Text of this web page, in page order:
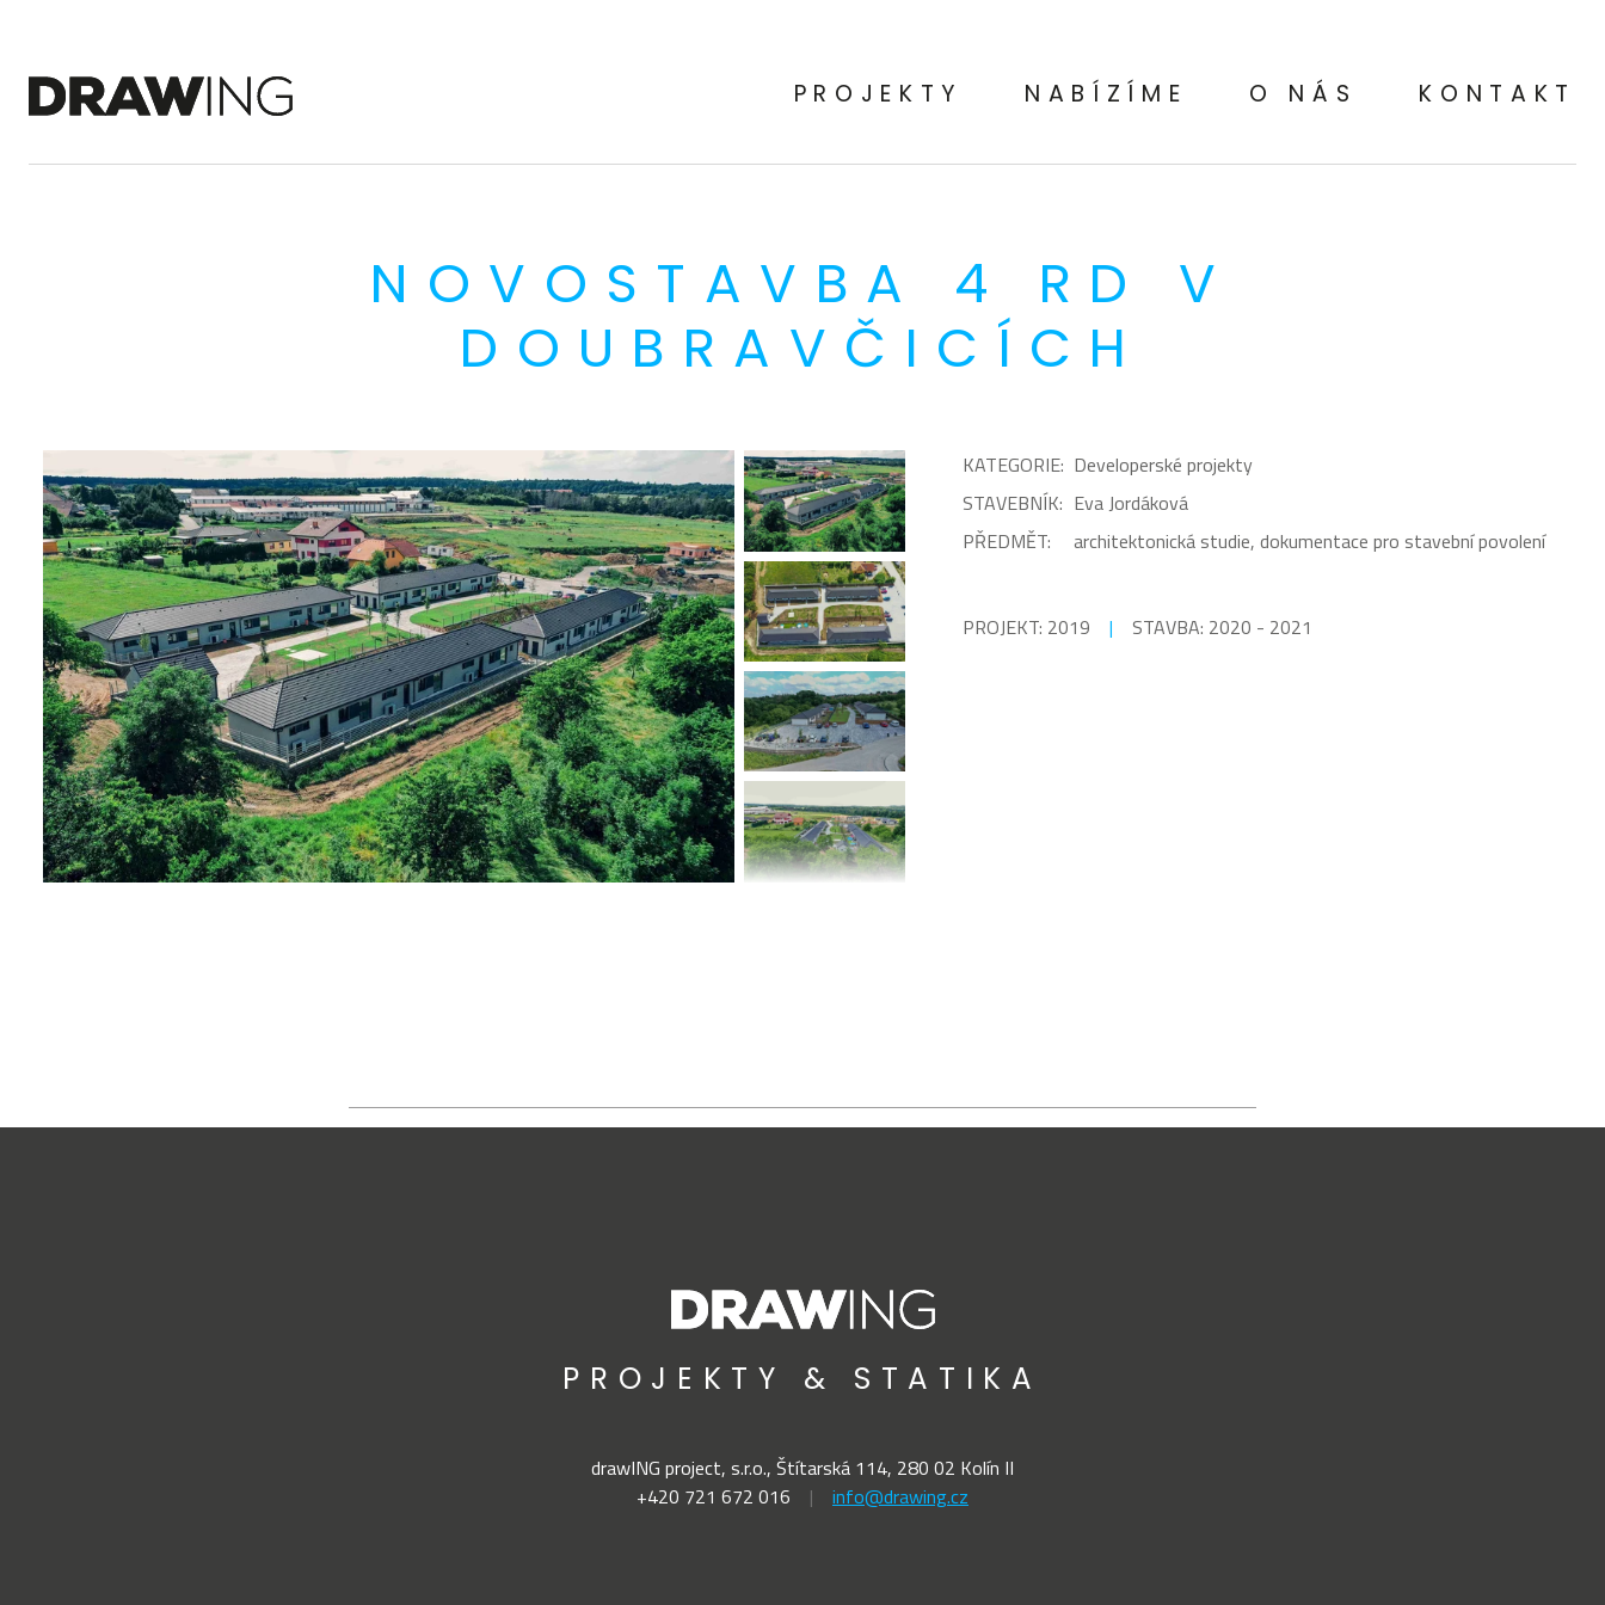
PROJEKTY NABÍZÍME O NÁS KONTAKT
NOVOSTAVBA 4 RD V
DOUBRAVČICÍCH
KATEGORIE: Developerské projekty
STAVEBNÍK: Eva Jordáková
PŘEDMĚT:
architektonická studie, dokumentace pro stavební povolení
PROJEKT: 2019 | STAVBA: 2020 - 2021
PROJEKTY & STATIKA
drawING project, s.r.o., Štítarská 114, 280 02 Kolín II
+420 721 672 016
| info@drawing.cz